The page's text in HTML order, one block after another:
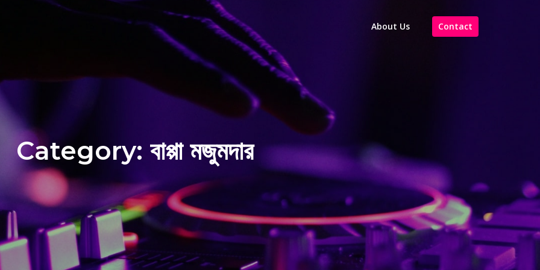
About Us Contact
Category: বাপ্পা মজুমদার